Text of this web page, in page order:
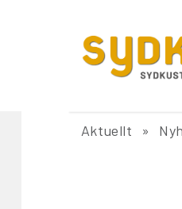
Aktuellt